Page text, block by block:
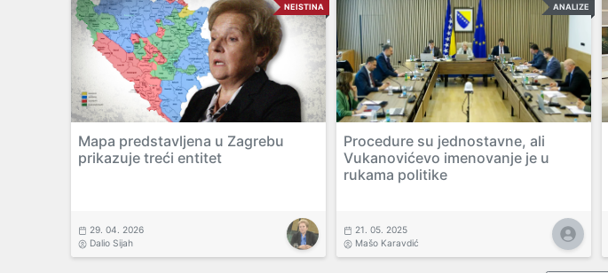
NEISTINA
Mapa predstavljena u Zagrebu
prikazuje treći entitet
29. 04. 2026
Dalio Sijah
ANALIZE
Procedure su jednostavne, ali
Vukanovićevo imenovanje je u
rukama politike
21. 05. 2025
Mašo Karavdić